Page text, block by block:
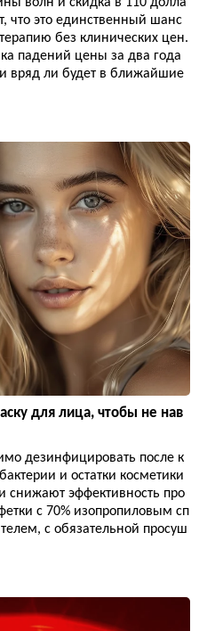
что это единственный шанс
без клинических цен.
падений цены за два года
вряд ли будет в ближайшие
для лица, чтобы не нав
дезинфицировать после к
и остатки косметики
снижают эффективность про
с 70% изопропиловым сп
с обязательной просуш